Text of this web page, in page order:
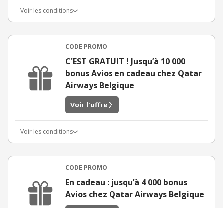
Voir les conditions
CODE PROMO
C'EST GRATUIT ! Jusqu’à 10 000
bonus Avios en cadeau chez Qatar
Airways Belgique
Voir l'offre
Voir les conditions
CODE PROMO
En cadeau : jusqu’à 4 000 bonus
Avios chez Qatar Airways Belgique